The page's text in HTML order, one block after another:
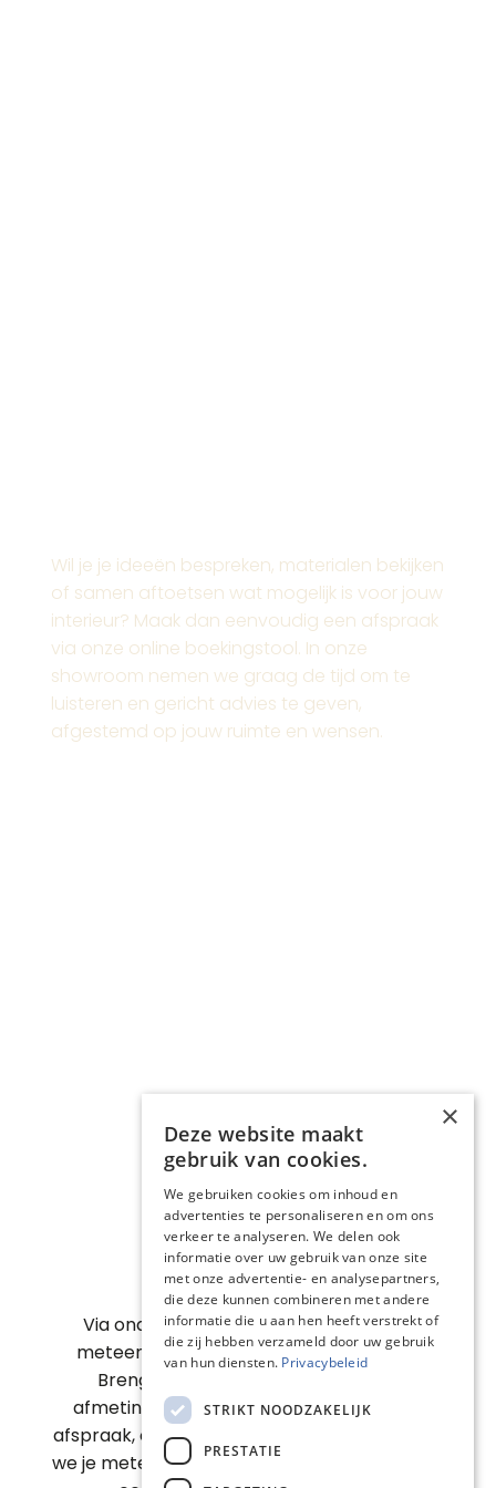
Wil je je ideeën bespreken, materialen bekijken
of samen aftoetsen wat mogelijk is voor jouw
interieur? Maak dan eenvoudig een afspraak
via onze online boekingstool. In onze
showroom nemen we graag de tijd om te
luisteren en gericht advies te geven,
afgestemd op jouw ruimte en wensen.
Via onderstaande boekingstool kies je
meteen een moment dat voor jou past.
Breng gerust een plan, foto’s en de
afmetingen van de situatie mee naar de
afspraak, of bezorg ze ons vooraf. Zo kunnen
we je meteen gericht adviseren en snellertot
×
Deze website maakt
gebruik van cookies.
We gebruiken cookies om inhoud en
advertenties te personaliseren en om ons
verkeer te analyseren. We delen ook
informatie over uw gebruik van onze site
met onze advertentie- en analysepartners,
die deze kunnen combineren met andere
informatie die u aan hen heeft verstrekt of
die zij hebben verzameld door uw gebruik
van hun diensten. Privacybeleid
STRIKT NOODZAKELIJK
PRESTATIE